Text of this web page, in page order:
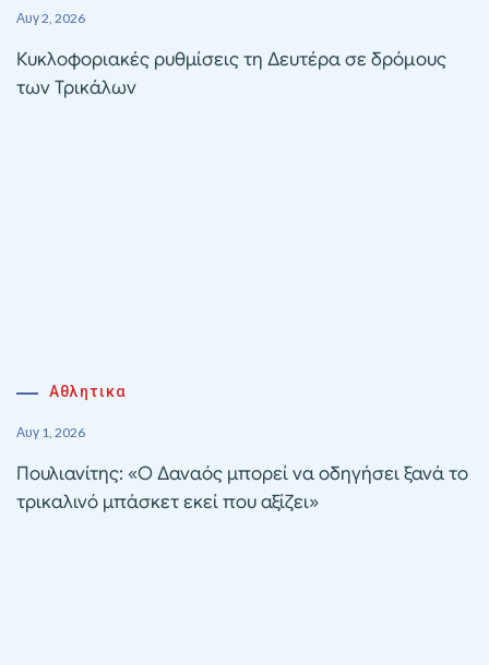
Αυγ 2, 2026
Κυκλοφοριακές ρυθμίσεις τη Δευτέρα σε δρόμους
των Τρικάλων
Αθλητικα
Αυγ 1, 2026
Πουλιανίτης: «Ο Δαναός μπορεί να οδηγήσει ξανά το
τρικαλινό μπάσκετ εκεί που αξίζει»